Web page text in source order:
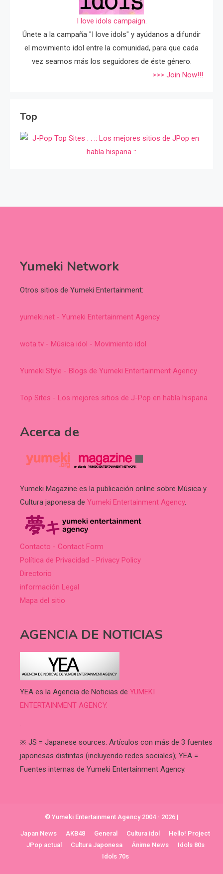
I love idols campaign.
Únete a la campaña "I love idols" y ayúdanos a difundir
el movimiento idol entre la comunidad, para que cada
vez seamos más los seguidores de éste género.
>>> Join Now!!!
Top
Yumeki Network
Otros sitios de Yumeki Entertainment:
yumeki.net - Yumeki Entertainment Agency
wota.tv - Música idol - Movimiento idol
Yumeki Style - Blogs de Yumeki Entertainment Agency
Top Sites - Los mejores sitios de J-Pop en habla hispana
Acerca de
Yumeki Magazine es la publicación online sobre Música y
Cultura japonesa de Yumeki Entertainment Agency.
Contacto - Contact Form
Política de Privacidad - Privacy Policy
Directorio
información Legal
Mapa del sitio
AGENCIA DE NOTICIAS
YEA es la Agencia de Noticias de YUMEKI
ENTERTAINMENT AGENCY.
.
※ JS = Japanese sources: Artículos con más de 3 fuentes
japonesas distintas (incluyendo redes sociales); YEA =
Fuentes internas de Yumeki Entertainment Agency.
© Yumeki Entertainment Agency 2004 - 2026 |
Japan News AKB48 General Cultura idol
Hello! Project
JPop actual
Cultura Japonesa Ánime News
Idols 80s
Idols 70s